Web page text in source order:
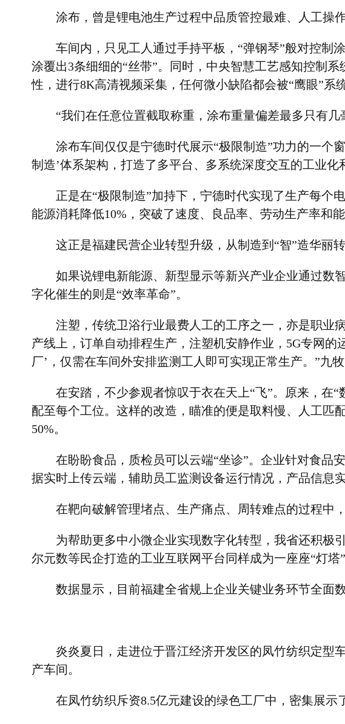
涂布，曾是锂电池生产过程中品质管控最难、人工操
车间内，只见工人通过手持平板， “弹钢琴”般对控制
涂覆出3条细细的“丝带”。同时，中央智慧工艺感知控制
性，进行8K高清视频采集，任何微小缺陷都会被“鹰眼”系
“我们在任意位置截取称重，涂布重量偏差最多只有几
涂布车间仅仅是宁德时代展示“极限制造”功力的一个窗
制造’体系架构，打造了多平台、多系统深度交互的工业化
正是在“极限制造”加持下，宁德时代实现了生产每个
能源消耗降低10% ，突破了速度、良品率、劳动生产率和
这正是福建民营企业转型升级，从制造到 “智”造华丽
如果说锂电新能源、新型显示等新兴产业企业通过数
字化催生的则是“效率革命”。
注塑，传统卫浴行业最费人工的工序之一，亦是职业
产线上，订单自动排程生产，注塑机安静作业， 5G专网的
厂’ ，仅需在车间外安排监测工人即可实现正常生产。 ”九
在安踏，不少参观者惊叹于衣在天上“飞”。原来，在“
配至每个工位。这样的改造，瞄准的便是取料慢、人工匹
50%。
在盼盼食品，质检员可以云端“坐诊”。企业针对食品
据实时上传云端，辅助员工监测设备运行情况，产品信息
在靶向破解管理堵点、生产痛点、周转难点的过程中
为帮助更多中小微企业实现数字化转型，我省还积极
尔元数等民企打造的工业互联网平台同样成为一座座“灯塔”
数据显示，目前福建全省规上企业关键业务环节全面
炎炎夏日，走进位于晋江经济开发区的凤竹纺织定型
产车间。
在凤竹纺织斥资8.5亿元建设的绿色工厂中，密集展示